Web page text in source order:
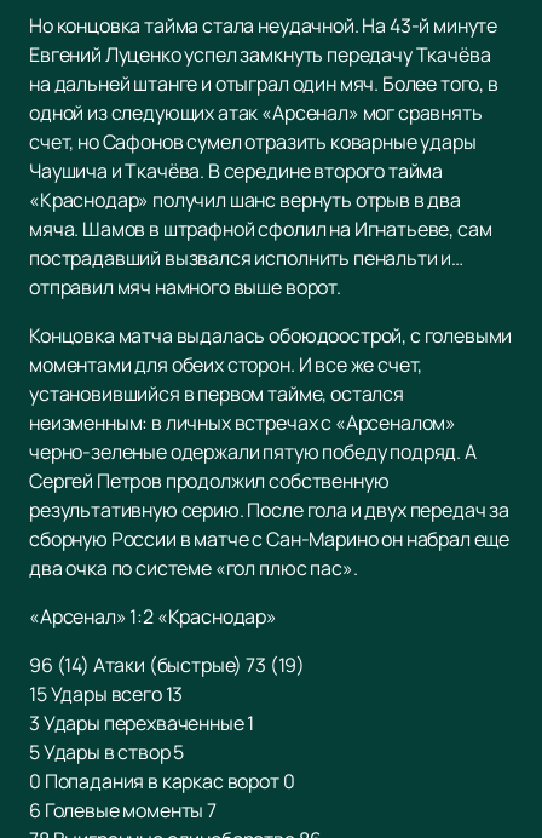
Но концовка тайма стала неудачной. На 43-й минуте
Евгений Луценко успел замкнуть передачу Ткачёва
на дальней штанге и отыграл один мяч. Более того, в
одной из следующих атак «Арсенал» мог сравнять
счет, но Сафонов сумел отразить коварные удары
Чаушича и Ткачёва. В середине второго тайма
«Краснодар» получил шанс вернуть отрыв в два
мяча. Шамов в штрафной сфолил на Игнатьеве, сам
пострадавший вызвался исполнить пенальти и…
отправил мяч намного выше ворот.
Концовка матча выдалась обоюдоострой, с голевыми
моментами для обеих сторон. И все же счет,
установившийся в первом тайме, остался
неизменным: в личных встречах с «Арсеналом»
черно-зеленые одержали пятую победу подряд. А
Сергей Петров продолжил собственную
результативную серию. После гола и двух передач за
сборную России в матче с Сан-Марино он набрал еще
два очка по системе «гол плюс пас».
«Арсенал» 1:2 «Краснодар»
96 (14) Атаки (быстрые) 73 (19)
15 Удары всего 13
3 Удары перехваченные 1
5 Удары в створ 5
0 Попадания в каркас ворот 0
6 Голевые моменты 7